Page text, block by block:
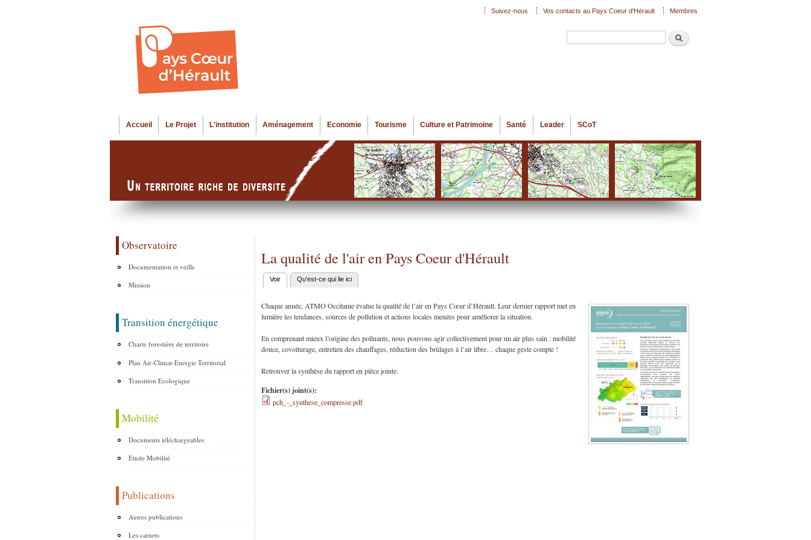
Recherche
Menu principal
Accueil Le Projet L'institution Aménagement Economie Tourisme Culture et Patrimoine Santé Leader SCoT
Suivez-nous Vos contacts au Pays Coeur d'Hérault Membres
Observatoire
Documentation et veille
Mission
Transition énergétique
Charte forestière de territoire
Plan Air-Climat-Energie Territorial
Transition Ecologique
Mobilité
Documents téléchargeables
Etude Mobilité
Publications
Autres publications
Les carnets
La qualité de l'air en Pays Coeur d'Hérault
Onglets principaux
Voir (onglet actif)
Qu'est-ce qui lie ici
Chaque année, ATMO Occitanie évalue la qualité de l’air en Pays Cœur d’Hérault. Leur dernier rapport met en
lumière les tendances, sources de pollution et actions locales menées pour améliorer la situation.
En comprenant mieux l’origine des polluants, nous pouvons agir collectivement pour un air plus sain : mobilité
douce, covoiturage, entretien des chauffages, réduction des brûlages à l’air libre… chaque geste compte !
Retrouver la synthèse du rapport en pièce jointe.
Fichier(s) joint(s):
pch_-_synthese_compresse.pdf